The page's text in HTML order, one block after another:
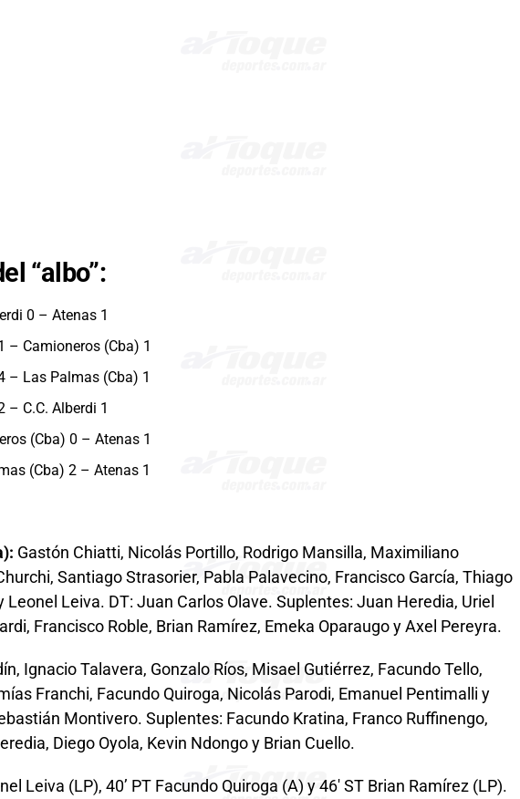
“albo”:
0 – Atenas 1
– Camioneros (Cba) 1
– Las Palmas (Cba) 1
– C.C. Alberdi 1
(Cba) 0 – Atenas 1
(Cba) 2 – Atenas 1
Gastón Chiatti, Nicolás Portillo, Rodrigo Mansilla, Maximiliano
Santiago Strasorier, Pabla Palavecino, Francisco García, Thiago
Leonel Leiva. DT: Juan Carlos Olave. Suplentes: Juan Heredia, Uriel
Francisco Roble, Brian Ramírez, Emeka Oparaugo y Axel Pereyra.
Ignacio Talavera, Gonzalo Ríos, Misael Gutiérrez, Facundo Tello,
Franchi, Facundo Quiroga, Nicolás Parodi, Emanuel Pentimalli y
Montivero. Suplentes: Facundo Kratina, Franco Ruffinengo,
Diego Oyola, Kevin Ndongo y Brian Cuello.
Leiva (LP), 40’ PT Facundo Quiroga (A) y 46′ ST Brian Ramírez (LP).